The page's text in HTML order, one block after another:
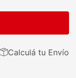
Calculá tu Envío